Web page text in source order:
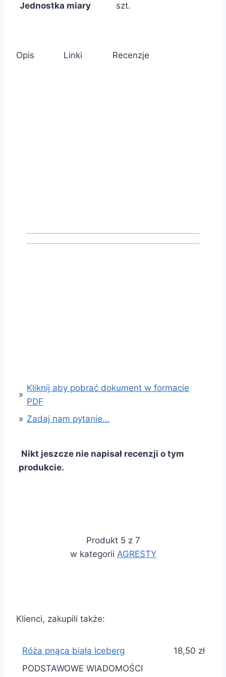
Jednostka miary
szt.
Opis Linki Recenzje
»
Kliknij aby pobrać dokument w formacie
PDF
» Zadaj nam pytanie…
Nikt jeszcze nie napisał recenzji o tym
produkcie.
Produkt 5 z 7
w kategorii AGRESTY
Klienci, zakupili także:
Róża pnąca biała Iceberg
18,50 zł
PODSTAWOWE WIADOMOŚCI